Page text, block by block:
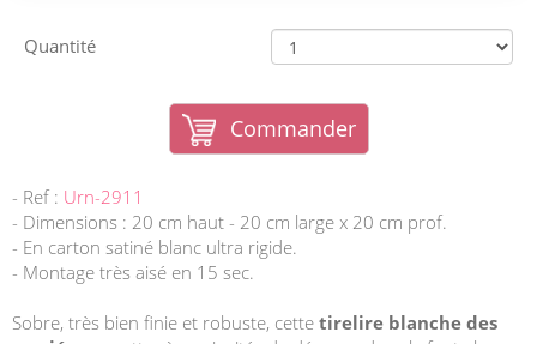
Quantité
Commander
- Ref : Urn-2911
- Dimensions : 20 cm haut - 20 cm large x 20 cm prof.
- En carton satiné blanc ultra rigide.
- Montage très aisé en 15 sec.
Sobre, très bien finie et robuste, cette tirelire blanche des